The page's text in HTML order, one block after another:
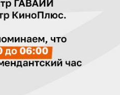
современных леди.
для успешных женщин;
цветовой палитре;
романтического